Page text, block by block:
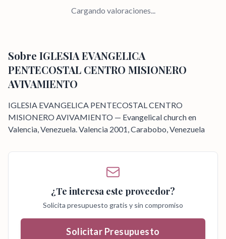
Cargando valoraciones...
Sobre IGLESIA EVANGELICA
PENTECOSTAL CENTRO MISIONERO
AVIVAMIENTO
IGLESIA EVANGELICA PENTECOSTAL CENTRO
MISIONERO AVIVAMIENTO — Evangelical church en
Valencia, Venezuela. Valencia 2001, Carabobo, Venezuela
¿Te interesa este proveedor?
Solicita presupuesto gratis y sin compromiso
Solicitar Presupuesto